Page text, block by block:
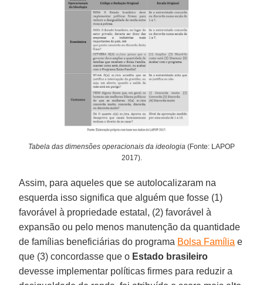
Tabela das dimensões operacionais da ideologia (Fonte: LAPOP
2017).
Assim, para aqueles que se autolocalizaram na
esquerda isso significa que alguém que fosse (1)
favorável à propriedade estatal, (2) favorável à
expansão ou pelo menos manutenção da quantidade
de famílias beneficiárias do programa Bolsa Família e
que (3) concordasse que o Estado brasileiro
devesse implementar políticas firmes para reduzir a